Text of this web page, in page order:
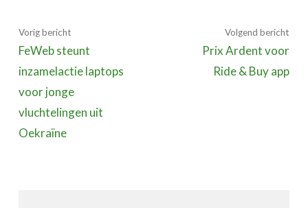
Vorig bericht
FeWeb steunt
inzamelactie laptops
voor jonge
vluchtelingen uit
Oekraïne
Volgend bericht
Prix Ardent voor
Ride & Buy app